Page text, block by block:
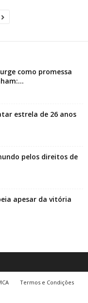
como promessa
estrela de 26 anos
pelos direitos de
apesar da vitória
Termos e Condições